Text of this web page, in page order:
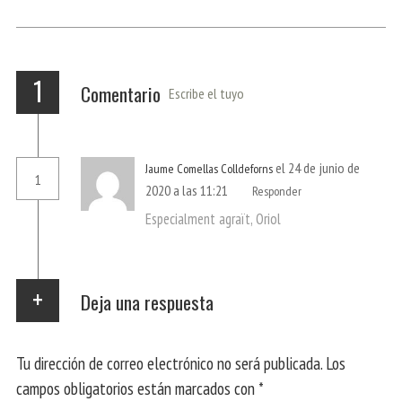
p m r
1 Comentario Escribe el tuyo
1
Jaume Comellas Colldeforns el 24 de junio de
2020 a las 11:21
Responder
Especialment agraït, Oriol
Deja una respuesta
Tu dirección de correo electrónico no será publicada. Los
campos obligatorios están marcados con *